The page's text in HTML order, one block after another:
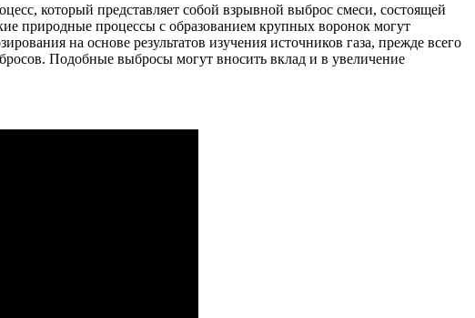
который представляет собой взрывной выброс смеси, состоящей
природные процессы с образованием крупных воронок могут
на основе результатов изучения источников газа, прежде всего
Подобные выбросы могут вносить вклад и в увеличение